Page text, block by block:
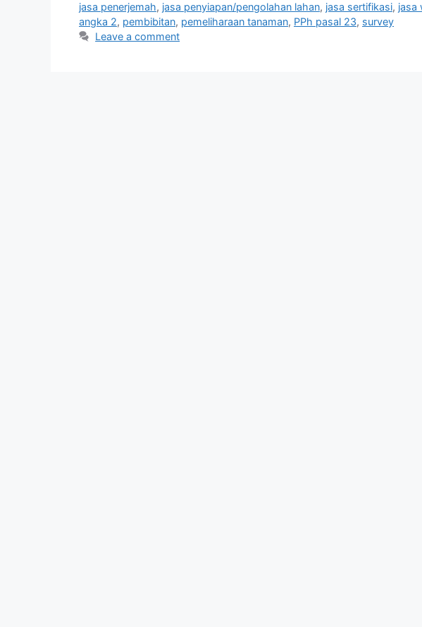
jasa penerjemah, jasa penyiapan/pengolahan lahan, jasa sertifikasi, jasa
angka 2, pembibitan, pemeliharaan tanaman, PPh pasal 23, survey
Leave a comment